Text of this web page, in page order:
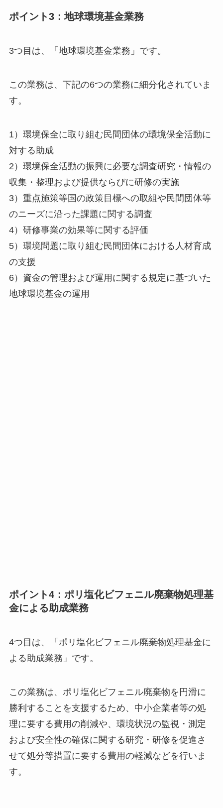
ポイント3：地球環境基金業務
3つ目は、「地球環境基金業務」です。
この業務は、下記の6つの業務に細分化されていま
す。
1）環境保全に取り組む民間団体の環境保全活動に
対する助成
2）環境保全活動の振興に必要な調査研究・情報の
収集・整理および提供ならびに研修の実施
3）重点施策等国の政策目標への取組や民間団体等
のニーズに沿った課題に関する調査
4）研修事業の効果等に関する評価
5）環境問題に取り組む民間団体における人材育成
の支援
6）資金の管理および運用に関する規定に基づいた
地球環境基金の運用
ポイント4：ポリ塩化ビフェニル廃棄物処理基
金による助成業務
4つ目は、「ポリ塩化ビフェニル廃棄物処理基金に
よる助成業務」です。
この業務は、ポリ塩化ビフェニル廃棄物を円滑に
勝利することを支援するため、中小企業者等の処
理に要する費用の削減や、環境状況の監視・測定
および安全性の確保に関する研究・研修を促進さ
せて処分等措置に要する費用の軽減などを行いま
す。